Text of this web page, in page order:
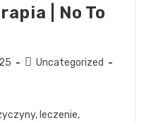
| No To
Uncategorized
leczenie,